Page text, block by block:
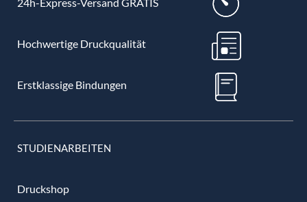
Hochwertige Druckqualität
Erstklassige Bindungen
STUDIENARBEITEN
Druckshop